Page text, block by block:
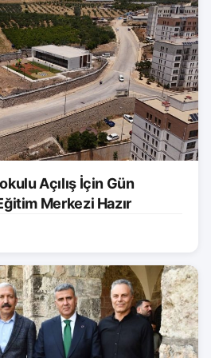
Açılış İçin Gün
Merkezi Hazır